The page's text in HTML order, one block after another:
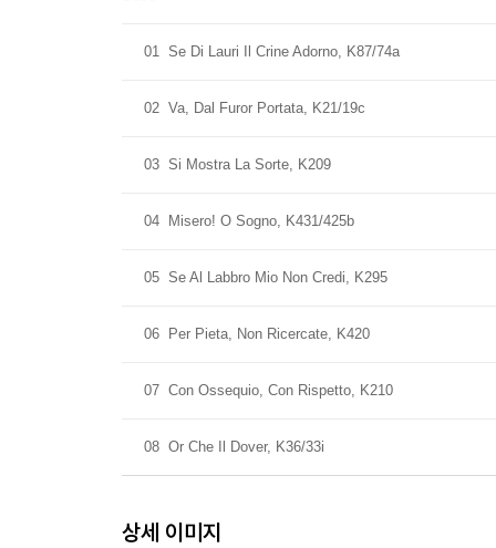
01 Se Di Lauri Il Crine Adorno, K87/74a
02 Va, Dal Furor Portata, K21/19c
03 Si Mostra La Sorte, K209
04 Misero! O Sogno, K431/425b
05 Se Al Labbro Mio Non Credi, K295
06 Per Pieta, Non Ricercate, K420
07 Con Ossequio, Con Rispetto, K210
08 Or Che Il Dover, K36/33i
상세 이미지